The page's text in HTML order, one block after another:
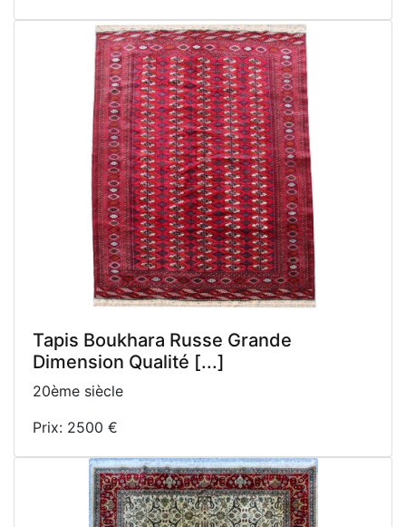
Tapis Boukhara Russe Grande
Dimension Qualité [...]
20ème siècle
Prix: 2500 €